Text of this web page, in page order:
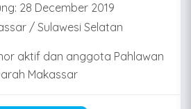
28 December 2019
/ Sulawesi Selatan
aktif dan anggota Pahlawan
Makassar